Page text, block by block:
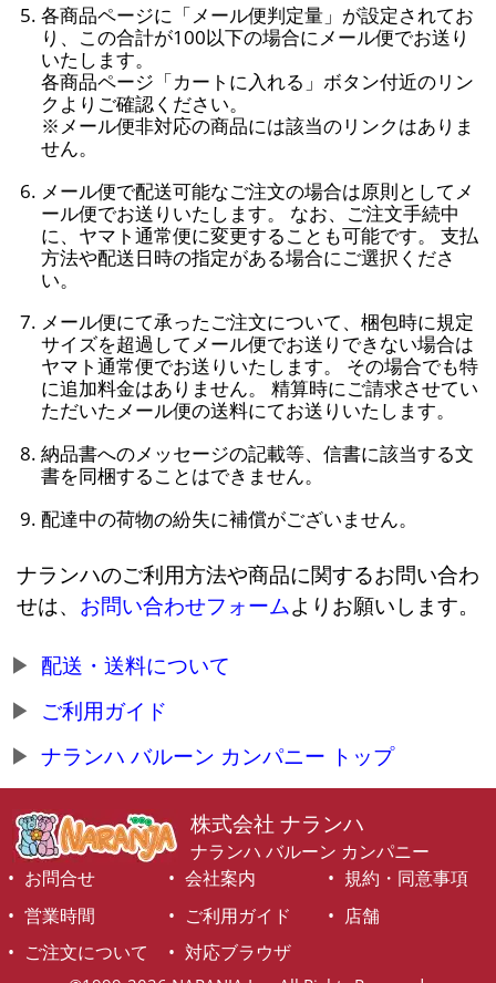
各商品ページに「メール便判定量」が設定されてお
り、この合計が100以下の場合にメール便でお送り
いたします。
各商品ページ「カートに入れる」ボタン付近のリン
クよりご確認ください。
※メール便非対応の商品には該当のリンクはありま
せん。
メール便で配送可能なご注文の場合は原則としてメ
ール便でお送りいたします。 なお、ご注文手続中
に、ヤマト通常便に変更することも可能です。 支払
方法や配送日時の指定がある場合にご選択くださ
い。
メール便にて承ったご注文について、梱包時に規定
サイズを超過してメール便でお送りできない場合は
ヤマト通常便でお送りいたします。 その場合でも特
に追加料金はありません。 精算時にご請求させてい
ただいたメール便の送料にてお送りいたします。
納品書へのメッセージの記載等、信書に該当する文
書を同梱することはできません。
配達中の荷物の紛失に補償がございません。
ナランハのご利用方法や商品に関するお問い合わ
せは、 お問い合わせフォームよりお願いします。
配送・送料について
ご利用ガイド
ナランハ バルーン カンパニー トップ
株式会社 ナランハ
ナランハ バルーン カンパニー
お問合せ
会社案内
規約・同意事項
営業時間
ご利用ガイド
店舗
ご注文について
対応ブラウザ